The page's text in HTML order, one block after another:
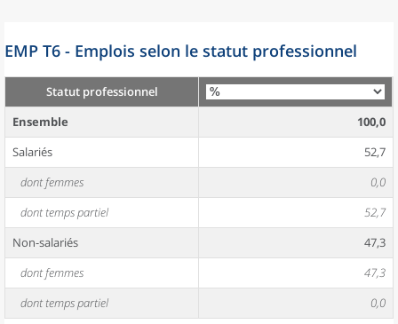
EMP T6 - Emplois selon le statut professionnel
Statut professionnel
Ensemble
100,0
Salariés
52,7
dont femmes
0,0
dont temps partiel
52,7
Non-salariés
47,3
dont femmes
47,3
dont temps partiel
0,0